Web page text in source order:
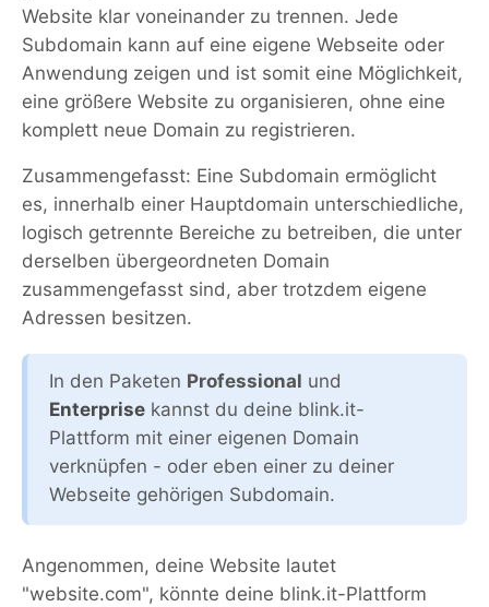
Website klar voneinander zu trennen. Jede
Subdomain kann auf eine eigene Webseite oder
Anwendung zeigen und ist somit eine Möglichkeit,
eine größere Website zu organisieren, ohne eine
komplett neue Domain zu registrieren.
Zusammengefasst: Eine Subdomain ermöglicht
es, innerhalb einer Hauptdomain unterschiedliche,
logisch getrennte Bereiche zu betreiben, die unter
derselben übergeordneten Domain
zusammengefasst sind, aber trotzdem eigene
Adressen besitzen.
In den Paketen Professional und
Enterprise kannst du deine blink.it-
Plattform mit einer eigenen Domain
verknüpfen - oder eben einer zu deiner
Webseite gehörigen Subdomain.
Angenommen, deine Website lautet
"website.com", könnte deine blink.it-Plattform